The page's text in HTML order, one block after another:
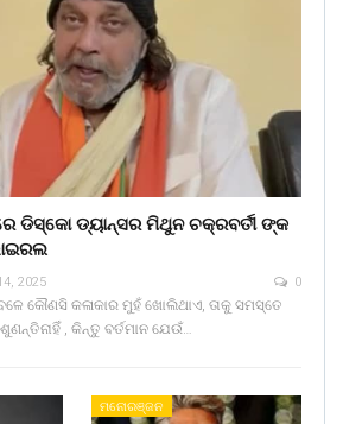
ଡିସ୍କୋ ଡ୍ୟାନ୍ସର ମିଥୁନ ଚକ୍ରବର୍ତୀ ଙ୍କ
2025 0
କୌଣସି କଳାକାର ମୁହଁ ଖୋଲିଥାଏ, ତାକୁ ସମସ୍ତେ
, କିନ୍ତୁ ବର୍ତମାନ ଯେଉଁ…
ମନୋରଞ୍ଜନ